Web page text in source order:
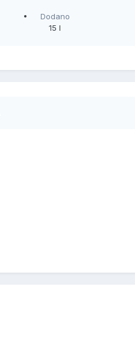
Dodano
15 l